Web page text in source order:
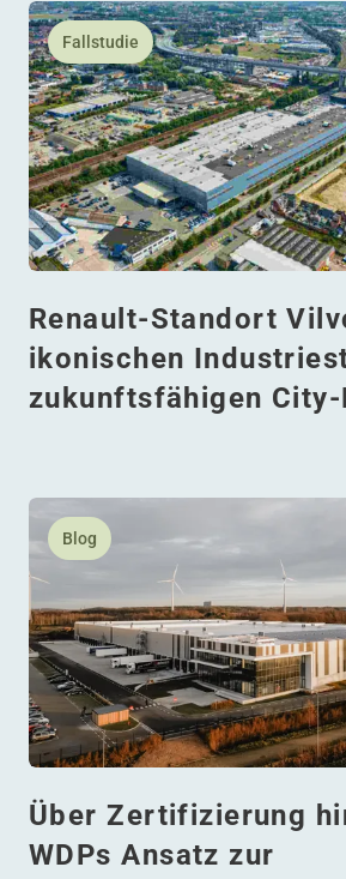
Fallstudie
Renault-Standort
ikonischen
zukunftsfähigen
Lesen Sie mehr daüber Renault-
Blog
Über Zertifizierung
WDPs Ansatz zur
Lesen Sie mehr daüber Über